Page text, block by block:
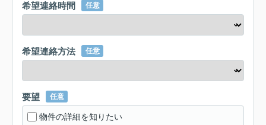
希望連絡時間 任意
希望連絡方法 任意
要望 任意
物件の詳細を知りたい